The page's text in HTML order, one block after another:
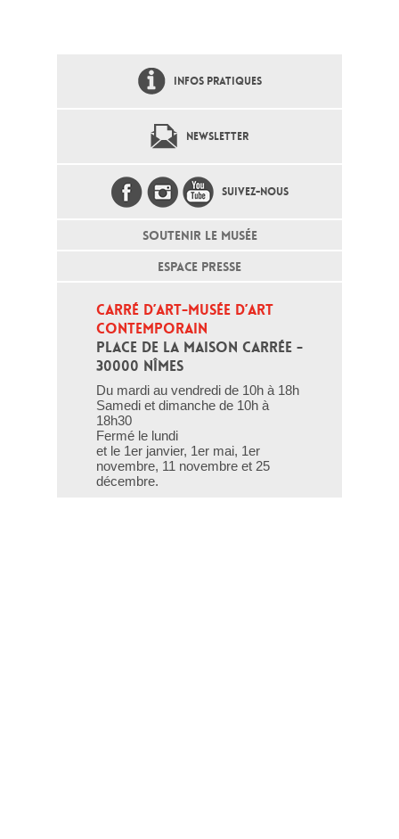
INFOS PRATIQUES
NEWSLETTER
SUIVEZ-NOUS
SOUTENIR LE MUSÉE
ESPACE PRESSE
CARRÉ D’ART-MUSÉE D’ART
CONTEMPORAIN
PLACE DE LA MAISON CARRÉE -
30000 NÎMES
Du mardi au vendredi de 10h à 18h
Samedi et dimanche de 10h à
18h30
Fermé le lundi
et le 1er janvier, 1er mai, 1er
novembre, 11 novembre et 25
décembre.